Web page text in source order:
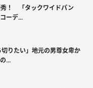
！ 「タックワイドパン
ーデ...
切りたい」地元の男尊女卑か
...